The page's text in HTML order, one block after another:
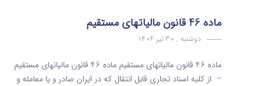
ماده 46 قانون مالیاتهای مستقیم
دوشنبه , 30 تیر 1404
ماده 46 قانون مالیاتهای مستقیم ماده 46 قانون مالیاتهای مستقیم
– از کلیه اسناد تجاری قابل انتقال که در ایران صادر و یا معامله و